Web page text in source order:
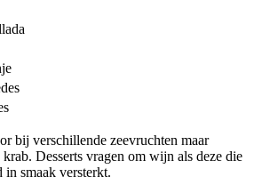
bij verschillende zeevruchten maar
Desserts vragen om wijn als deze die
in smaak versterkt.